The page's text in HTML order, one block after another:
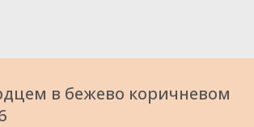
в бежево коричневом